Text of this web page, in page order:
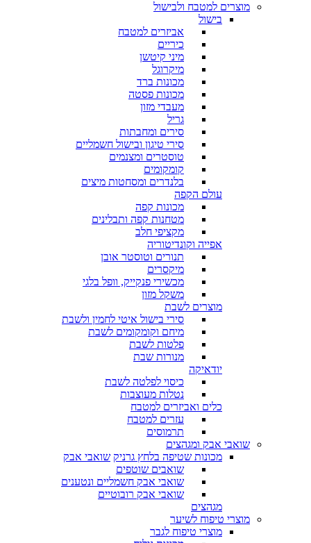
מוצרים למטבח ולבישול
בישול
אביזרים למטבח
כיריים
מיני קיטשן
מיקרוגל
מכונות ברד
מכונות פסטה
מעבדי מזון
גריל
סירים ומחבתות
סירי טיגון ובישול חשמליים
טוסטרים ומצנמים
קומקומים
בלנדרים ומסחטות מיצים
עולם הקפה
מכונות קפה
מטחנות קפה ותבלינים
מקציפי חלב
אפייה וקונדיטוריה
תנורים וטוסטר אובן
מיקסרים
מכשירי פנקייק, וופל בלגי
משקל מזון
מוצרים לשבת
סירי בישול איטי לחמין ולשבת
מיחם וקומקומים לשבת
פלטות לשבת
מנורות שבת
יודאיקה
כיסוי לפלטה לשבת
נטלות מעוצבות
כלים ואביזרים למטבח
עזרים למטבח
תרמוסים
שואבי אבק ומגהצים
מכונות שטיפה בלחץ גרניק שואבי אבק
שואבים שוטפים
שואבי אבק חשמליים ונטענים
שואבי אבק רובוטיים
מגהצים
מוצרי טיפוח לשיער
מוצרי טיפוח לגבר